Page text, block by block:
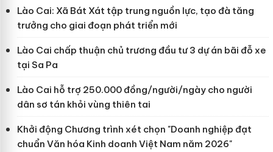
Lào Cai: Xã Bát Xát tập trung nguồn lực, tạo đà tăng
trưởng cho giai đoạn phát triển mới
Lào Cai chấp thuận chủ trương đầu tư 3 dự án bãi đỗ xe
tại Sa Pa
Lào Cai hỗ trợ 250.000 đồng/người/ngày cho người
dân sơ tán khỏi vùng thiên tai
Khởi động Chương trình xét chọn "Doanh nghiệp đạt
chuẩn Văn hóa Kinh doanh Việt Nam năm 2026"